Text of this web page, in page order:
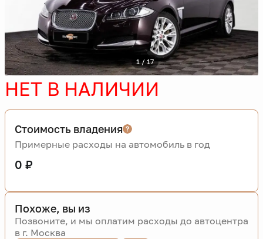
1 / 17
НЕТ В НАЛИЧИИ
Стоимость владения
Примерные расходы на автомобиль в год
0 ₽
Похоже, вы из
Позвоните, и мы оплатим расходы до автоцентра
в г. Москва